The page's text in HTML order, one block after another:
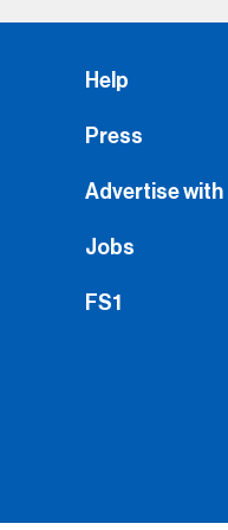
Press
Advertise with
Jobs
FS1